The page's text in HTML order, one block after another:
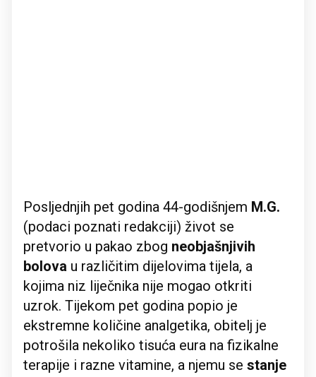
Posljednjih pet godina 44-godišnjem M.G.
(podaci poznati redakciji) život se
pretvorio u pakao zbog neobjašnjivih
bolova u različitim dijelovima tijela, a
kojima niz liječnika nije mogao otkriti
uzrok. Tijekom pet godina popio je
ekstremne količine analgetika, obitelj je
potrošila nekoliko tisuća eura na fizikalne
terapije i razne vitamine, a njemu se stanje